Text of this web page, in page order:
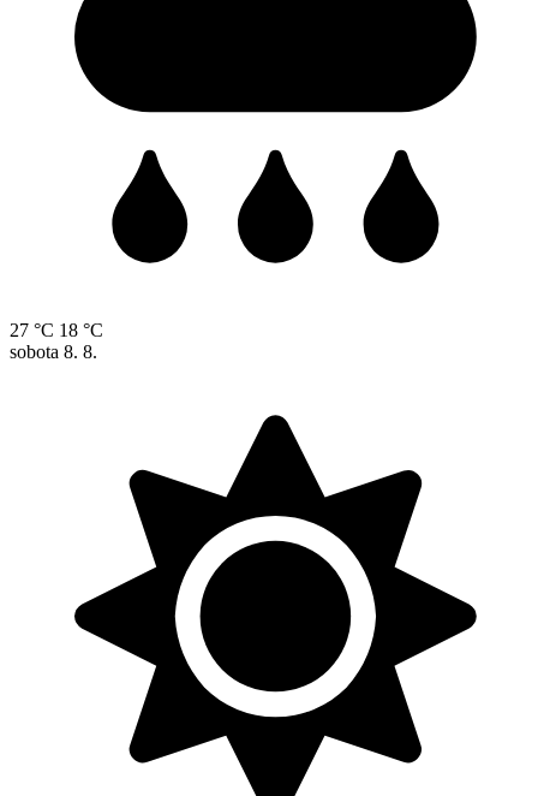
27 °C 18 °C
sobota 8. 8.